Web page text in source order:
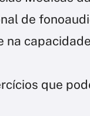
de
na
que